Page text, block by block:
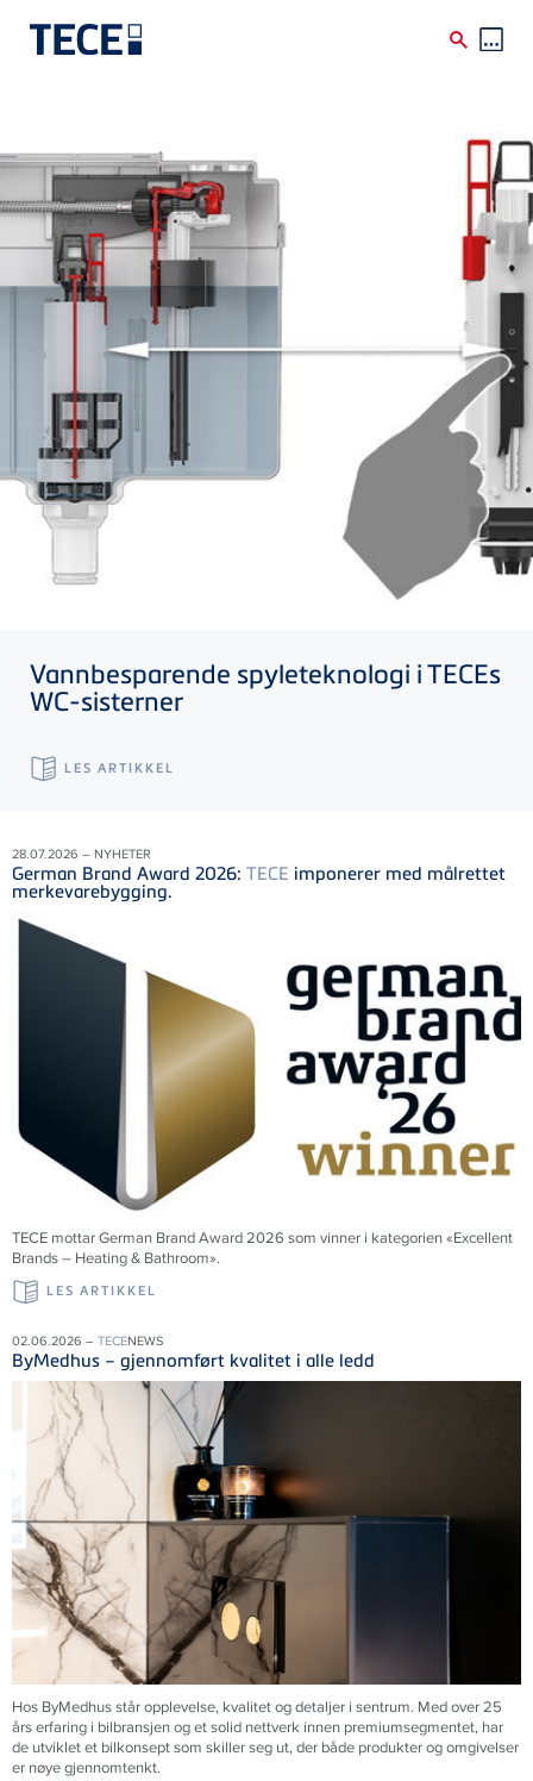
Vannbesparende spyleteknologi iTECEs
WC-sisterner
LES ARTIKKEL
28.07.2026 – NYHETER
German Brand Award 2026: TECE imponerer med målrettet
merkevarebygging.
TECE mottar German Brand Award 2026 som vinner i kategorien «Excellent
Brands – Heating & Bathroom».
LES ARTIKKEL
02.06.2026 – TECENEWS
ByMedhus – gjennomført kvalitet i alle ledd
Hos ByMedhus står opplevelse, kvalitet og detaljer i sentrum. Med over 25
års erfaring i bilbransjen og et solid nettverk innen premiumsegmentet, har
de utviklet et bilkonsept som skiller seg ut, der både produkter og omgivelser
er nøye gjennomtenkt.